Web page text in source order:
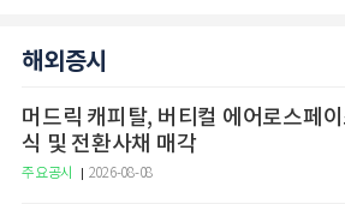
해외증시
머드릭 캐피탈, 버티컬 에어로스페
식 및 전환사채 매각
주요공시 2026-08-08